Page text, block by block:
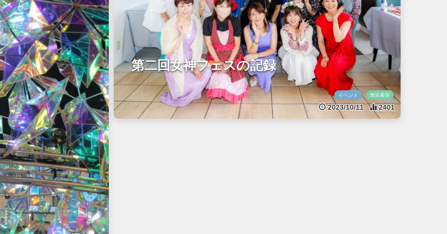
第二回女神フェスの記録
イベント 海浜幕張
2023/10/11 2401